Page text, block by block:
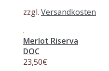
zzgl. Versandkosten
Merlot Riserva
DOC
23,50€